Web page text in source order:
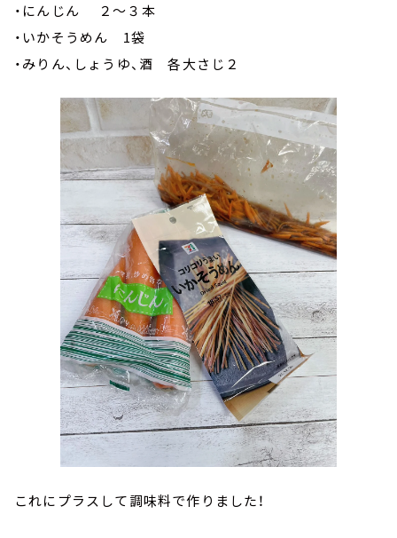
・にんじん ２～３本
・いかそうめん 1袋
・みりん、しょうゆ、酒 各大さじ２
これにプラスして調味料で作りました！